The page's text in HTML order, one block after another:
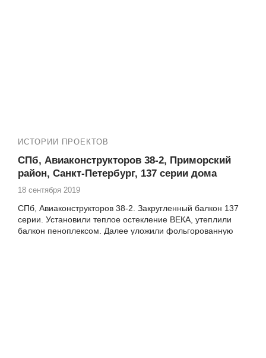
ИСТОРИИ ПРОЕКТОВ
СПб, Авиаконструкторов 38-2, Приморский
район, Санкт-Петербург, 137 серии дома
18 сентября 2019
СПб, Авиаконструкторов 38-2. Закругленный балкон 137
серии. Установили теплое остекление ВЕКА, утеплили
балкон пеноплексом. Далее уложили фольгорованную